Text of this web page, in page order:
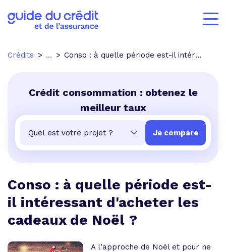
Crédits ... Conso : à quelle période est-il intéressant d'acheter les cadeaux de Noël ?
Crédit consommation : obtenez le
meilleur taux
Conso : à quelle période est-
il intéressant d'acheter les
cadeaux de Noël ?
A l’approche de Noël et pour ne